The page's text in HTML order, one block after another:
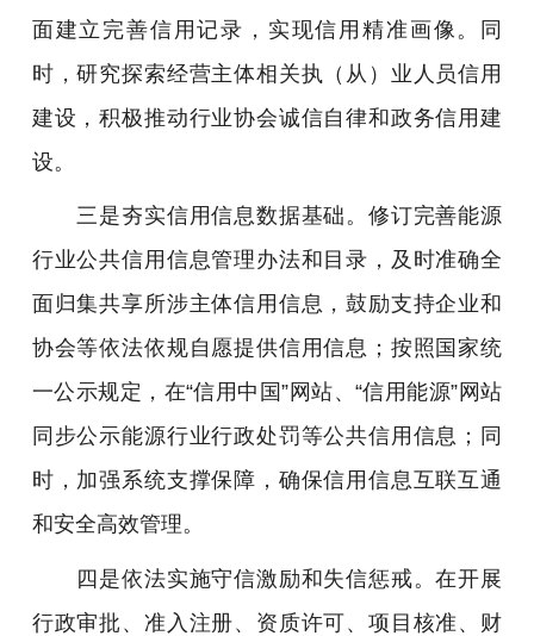
面建立完善信用记录，实现信用精准画像。同
时，研究探索经营主体相关执（从）业人员信用
建设，积极推动行业协会诚信自律和政务信用建
设。
三是夯实信用信息数据基础。修订完善能源
行业公共信用信息管理办法和目录，及时准确全
面归集共享所涉主体信用信息，鼓励支持企业和
协会等依法依规自愿提供信用信息；按照国家统
一公示规定，在“信用中国”网站、“信用能源”网站
同步公示能源行业行政处罚等公共信用信息；同
时，加强系统支撑保障，确保信用信息互联互通
和安全高效管理。
四是依法实施守信激励和失信惩戒。在开展
行政审批、准入注册、资质许可、项目核准、财